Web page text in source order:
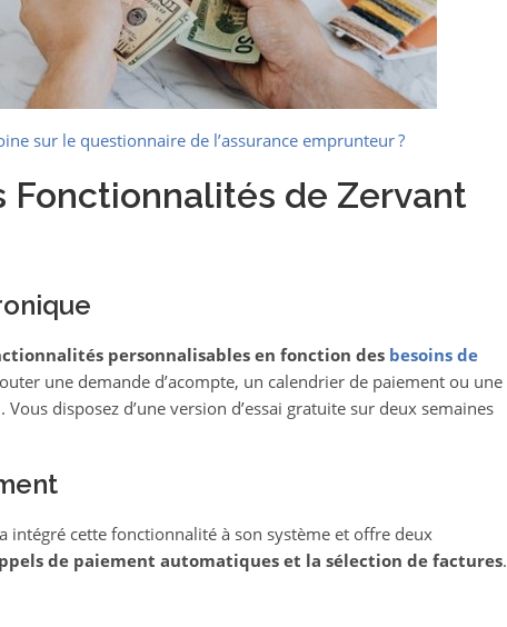
sur le questionnaire de l’assurance emprunteur ?
Fonctionnalités de Zervant
personnalisables en fonction des besoins de
une demande d’acompte, un calendrier de paiement ou une
disposez d’une version d’essai gratuite sur deux semaines
intégré cette fonctionnalité à son système et offre deux
de paiement automatiques et la sélection de factures.